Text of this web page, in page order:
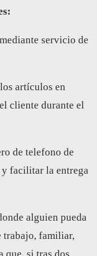
servicio de
artículos en
cliente durante el
de telefono de
facilitar la entrega
alguien pueda
trabajo, familiar,